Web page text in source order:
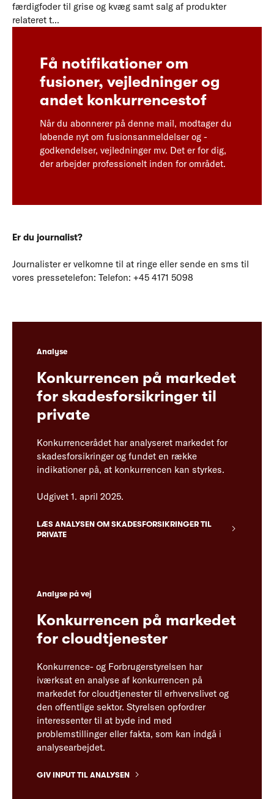
færdigfoder til grise og kvæg samt salg af produkter
relateret t...
Få notifikationer om
fusioner, vejledninger og
andet konkurrencestof
Når du abonnerer på denne mail, modtager du
løbende nyt om fusionsanmeldelser og -
godkendelser, vejledninger mv. Det er for dig,
der arbejder professionelt inden for området.
Er du journalist?
Journalister er velkomne til at ringe eller sende en sms til
vores pressetelefon: Telefon: +45 4171 5098
Analyse
Konkurrencen på markedet
for skadesforsikringer til
private
Konkurrencerådet har analyseret markedet for
skadesforsikringer og fundet en række
indikationer på, at konkurrencen kan styrkes.
Udgivet 1. april 2025.
LÆS ANALYSEN OM SKADESFORSIKRINGER TIL
PRIVATE
Analyse på vej
Konkurrencen på markedet
for cloudtjenester
Konkurrence- og Forbrugerstyrelsen har
iværksat en analyse af konkurrencen på
markedet for cloudtjenester til erhvervslivet og
den offentlige sektor. Styrelsen opfordrer
interessenter til at byde ind med
problemstillinger eller fakta, som kan indgå i
analysearbejdet.
GIV INPUT TIL ANALYSEN